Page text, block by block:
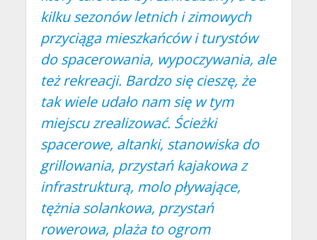
kilku sezonów letnich i zimowych
przyciąga mieszkańców i turystów
do spacerowania, wypoczywania, ale
też rekreacji. Bardzo się cieszę, że
tak wiele udało nam się w tym
miejscu zrealizować. Ścieżki
spacerowe, altanki, stanowiska do
grillowania, przystań kajakowa z
infrastrukturą, molo pływające,
tężnia solankowa, przystań
rowerowa, plaża to ogrom